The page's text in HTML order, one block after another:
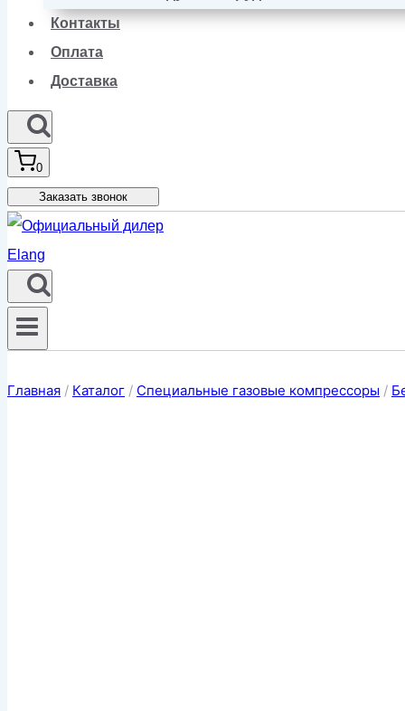
Контакты
Оплата
Доставка
0
Заказать звонок
Главная / Каталог / Специальные газовые компрессоры /